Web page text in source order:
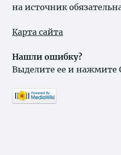
на источник
Карта сайта
Нашли ошибку?
Выделите ее и нажмите